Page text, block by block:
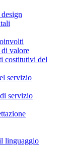
di valore
costitutivi del
servizio
servizio
linguaggio